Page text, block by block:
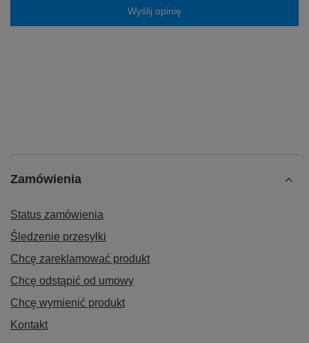
Wyślij opinię
Zamówienia
Status zamówienia
Śledzenie przesyłki
Chcę zareklamować produkt
Chcę odstąpić od umowy
Chcę wymienić produkt
Kontakt